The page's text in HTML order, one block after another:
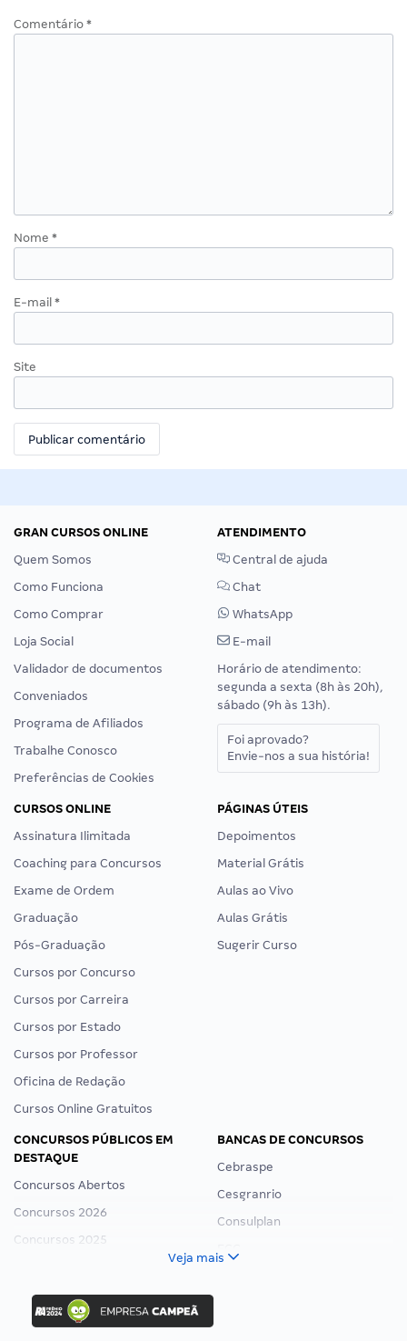
Comentário *
Nome *
E-mail *
Site
GRAN CURSOS ONLINE
Quem Somos
Como Funciona
Como Comprar
Loja Social
Validador de documentos
Conveniados
Programa de Afiliados
Trabalhe Conosco
Preferências de Cookies
ATENDIMENTO
Central de ajuda
Chat
WhatsApp
E-mail
Horário de atendimento:
segunda a sexta (8h às 20h),
sábado (9h às 13h).
Foi aprovado?
Envie-nos a sua história!
CURSOS ONLINE
Assinatura Ilimitada
Coaching para Concursos
Exame de Ordem
Graduação
Pós-Graduação
Cursos por Concurso
Cursos por Carreira
Cursos por Estado
Cursos por Professor
Oficina de Redação
Cursos Online Gratuitos
PÁGINAS ÚTEIS
Depoimentos
Material Grátis
Aulas ao Vivo
Aulas Grátis
Sugerir Curso
CONCURSOS PÚBLICOS EM
DESTAQUE
Concursos Abertos
Concursos 2026
Concursos 2025
Concurso Nacional Unificado
Concurso Ibama
Concurso MPU
BANCAS DE CONCURSOS
Cebraspe
Cesgranrio
Consulplan
Veja mais